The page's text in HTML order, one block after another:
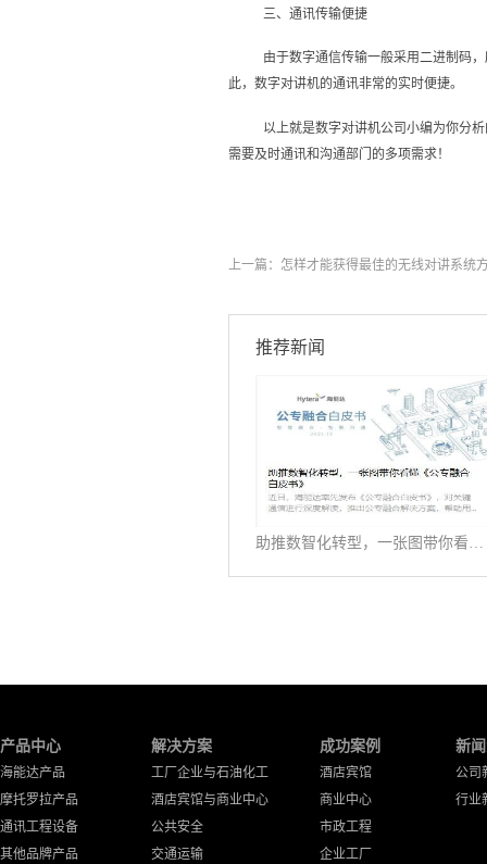
三、通讯传输便捷
由于数字通信传输一般采用二进制码
此，数字对讲机的通讯非常的实时便捷。
以上就是数字对讲机公司小编为你分
需要及时通讯和沟通部门的多项需求！
上一篇： 怎样才能获得最佳的无线对讲系统
推荐新闻
助推数智化转型，一张图带你看懂《公专融合白皮书》
产品中心
海能达产品
摩托罗拉产品
通讯工程设备
其他品牌产品
解决方案
工厂企业与石油化工
酒店宾馆与商业中心
公共安全
交通运输
成功案例
酒店宾馆
商业中心
市政工程
企业工厂
新
公司
行业